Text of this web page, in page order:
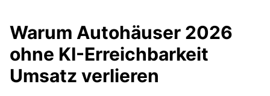
Warum Autohäuser 2026
ohne KI-Erreichbarkeit
Umsatz verlieren